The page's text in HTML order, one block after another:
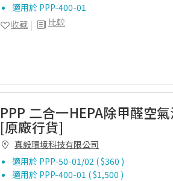
適用於 PPP-400-01
比較
收藏
PPP 二合一HEPA除甲醛空
[原廠行貨]
真毅環境科技有限公司
適用於 PPP-50-01/02 ( $360 )
適用於 PPP-400-01 ( $1,500 )